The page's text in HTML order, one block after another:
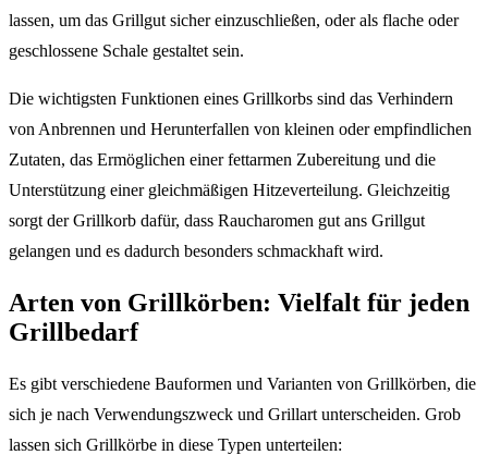
lassen, um das Grillgut sicher einzuschließen, oder als flache oder
geschlossene Schale gestaltet sein.
Die wichtigsten Funktionen eines Grillkorbs sind das Verhindern
von Anbrennen und Herunterfallen von kleinen oder empfindlichen
Zutaten, das Ermöglichen einer fettarmen Zubereitung und die
Unterstützung einer gleichmäßigen Hitzeverteilung. Gleichzeitig
sorgt der Grillkorb dafür, dass Raucharomen gut ans Grillgut
gelangen und es dadurch besonders schmackhaft wird.
Arten von Grillkörben: Vielfalt für jeden
Grillbedarf
Es gibt verschiedene Bauformen und Varianten von Grillkörben, die
sich je nach Verwendungszweck und Grillart unterscheiden. Grob
lassen sich Grillkörbe in diese Typen unterteilen: